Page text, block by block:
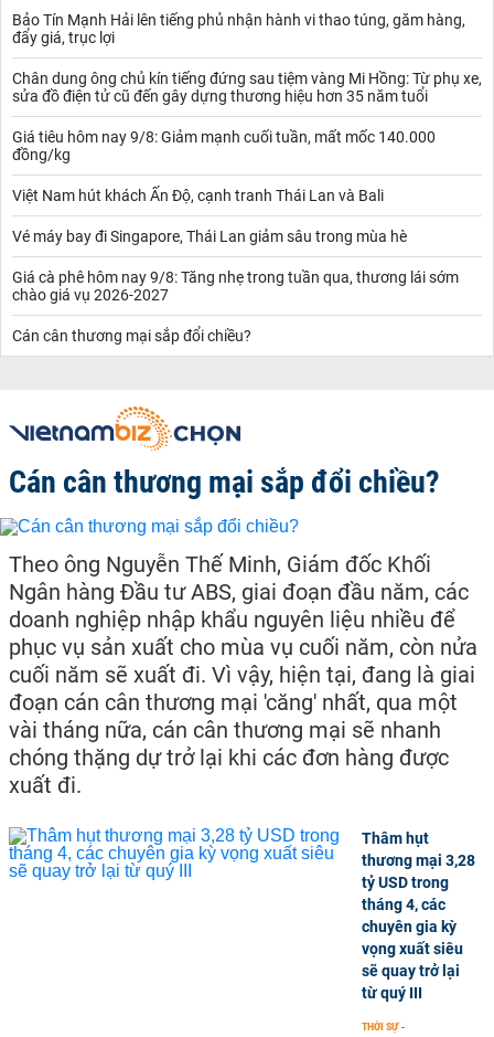
Bảo Tín Mạnh Hải lên tiếng phủ nhận hành vi thao túng, găm hàng,
đẩy giá, trục lợi
Chân dung ông chủ kín tiếng đứng sau tiệm vàng Mi Hồng: Từ phụ xe,
sửa đồ điện tử cũ đến gây dựng thương hiệu hơn 35 năm tuổi
Giá tiêu hôm nay 9/8: Giảm mạnh cuối tuần, mất mốc 140.000
đồng/kg
Việt Nam hút khách Ấn Độ, cạnh tranh Thái Lan và Bali
Vé máy bay đi Singapore, Thái Lan giảm sâu trong mùa hè
Giá cà phê hôm nay 9/8: Tăng nhẹ trong tuần qua, thương lái sớm
chào giá vụ 2026-2027
Cán cân thương mại sắp đổi chiều?
Cán cân thương mại sắp đổi chiều?
Theo ông Nguyễn Thế Minh, Giám đốc Khối
Ngân hàng Đầu tư ABS, giai đoạn đầu năm, các
doanh nghiệp nhập khẩu nguyên liệu nhiều để
phục vụ sản xuất cho mùa vụ cuối năm, còn nửa
cuối năm sẽ xuất đi. Vì vậy, hiện tại, đang là giai
đoạn cán cân thương mại 'căng' nhất, qua một
vài tháng nữa, cán cân thương mại sẽ nhanh
chóng thặng dự trở lại khi các đơn hàng được
xuất đi.
Thâm hụt
thương mại 3,28
tỷ USD trong
tháng 4, các
chuyên gia kỳ
vọng xuất siêu
sẽ quay trở lại
từ quý III
THỜI SỰ -